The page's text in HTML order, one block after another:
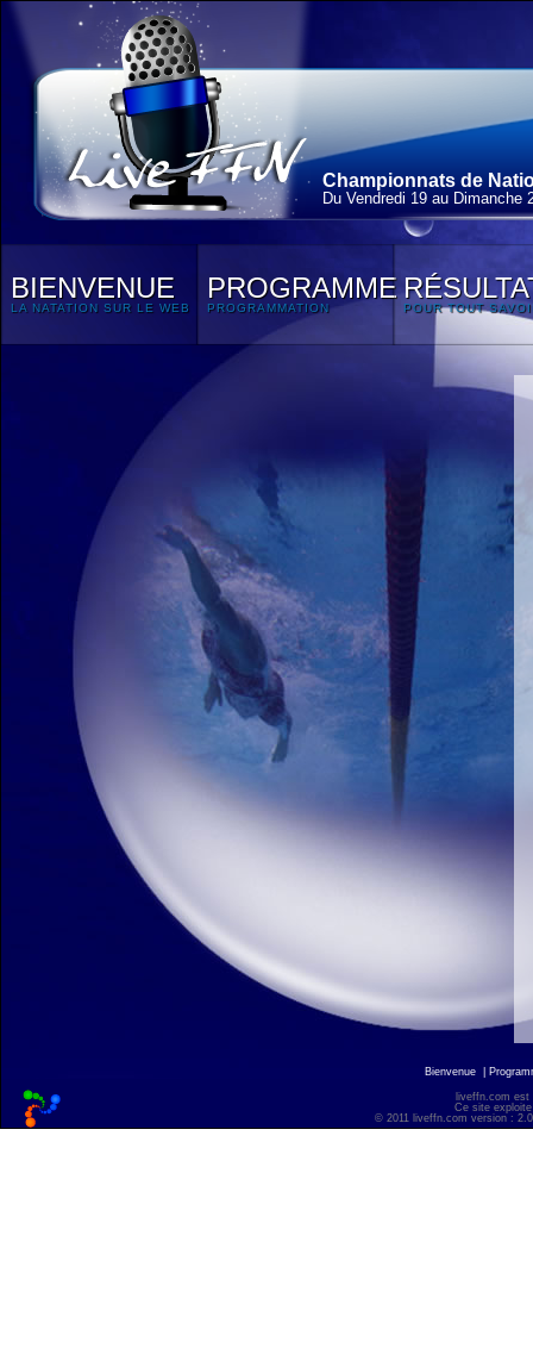
Championnats de
Du Vendredi 19 au Dimanche
BIENVENUE
LA NATATION SUR LE WEB
PROGRAMME
PROGRAMMATION POUR TOUT
Bienvenue
liveffn.com est
Ce site
© 2011 liveffn.com version :